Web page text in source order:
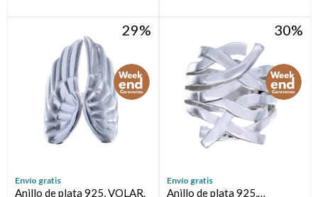
29
Envío gratis
Anillo de plata 925, VOLAR.
30
Envío gratis
Anillo de plata 925,